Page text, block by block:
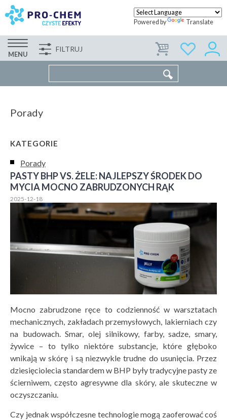
Powered by Translate
MENU
FILTRUJ WSPÓŁPRACA KONTAKT
Porady
KATEGORIE
Porady
PASTY BHP VS. ŻELE: NAJLEPSZY ŚRODEK DO
MYCIA MOCNO ZABRUDZONYCH RĄK
2025-12-18
Mocno zabrudzone ręce to codzienność w warsztatach
mechanicznych, zakładach przemysłowych, lakierniach czy
na budowach. Smar, olej silnikowy, farby, sadze, smary,
żywice – to tylko niektóre substancje, które głęboko
wnikają w skórę i są niezwykle trudne do usunięcia. Przez
dziesięciolecia standardem w BHP były tradycyjne pasty ze
ścierniwem, często agresywne dla skóry, ale skuteczne w
oczyszczaniu.
Czy jednak współczesne technologie mogą zaoferować coś